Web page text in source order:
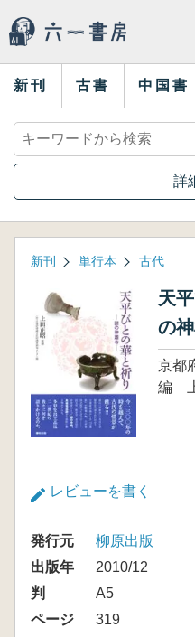
新刊 古書 中国書
詳
新刊 単行本 古代
天
の
京都
編
レビューを書く
発行元
柳原出版
出版年
2010/12
判
A5
ページ
319